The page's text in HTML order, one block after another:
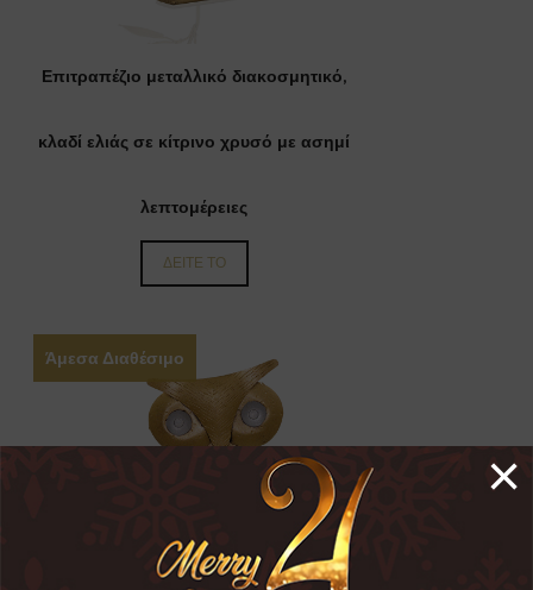
Επιτραπέζιο μεταλλικό διακοσμητικό,
κλαδί ελιάς σε κίτρινο χρυσό με ασημί
λεπτομέρειες
ΔΕΙΤΕ ΤΟ
Άμεσα Διαθέσιμο
×